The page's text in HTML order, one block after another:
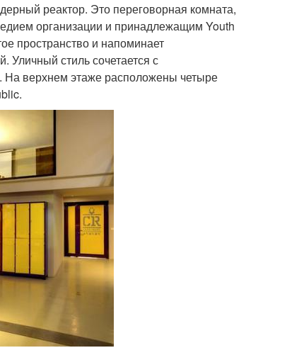
реактор. Это переговорная комната,
организации и принадлежащим Youth
пространство и напоминает
Уличный стиль сочетается с
верхнем этаже расположены четыре